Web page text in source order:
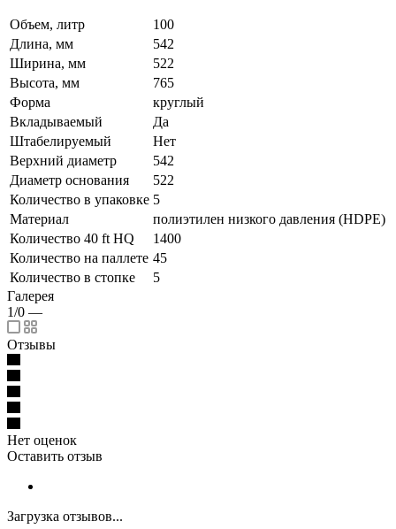
Объем, литр
100
Длина, мм
542
Ширина, мм
522
Высота, мм
765
Форма
круглый
Вкладываемый
Да
Штабелируемый
Нет
Верхний диаметр
542
Диаметр основания
522
Количество в упаковке 5
Материал
полиэтилен низкого давления (HDPE)
Количество 40 ft HQ
1400
Количество на паллете 45
Количество в стопке
5
Галерея
1/0 —
Отзывы
Нет оценок
Оставить отзыв
Загрузка отзывов...